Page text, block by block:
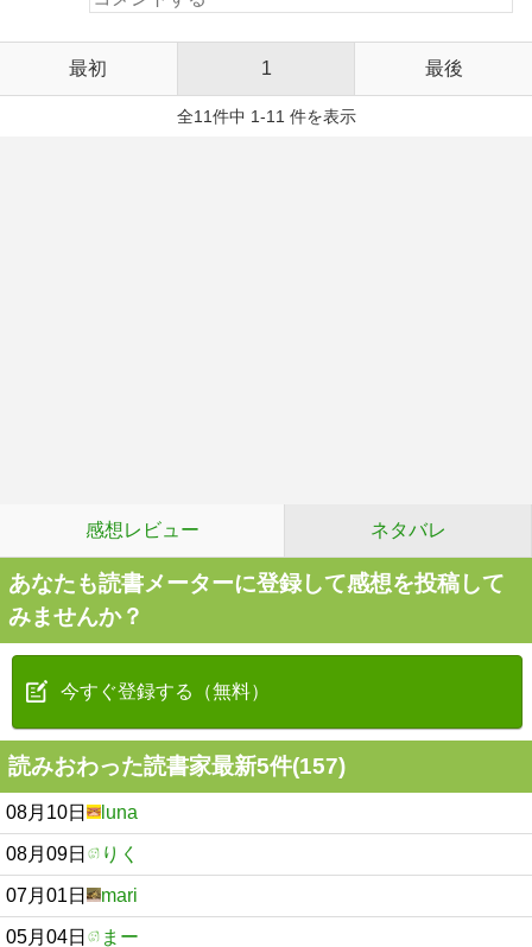
最初 1 最後
全11件中 1-11 件を表示
感想レビュー ネタバレ
あなたも読書メーターに登録して感想を投稿して
みませんか？
今すぐ登録する（無料）
読みおわった読書家最新5件(157)
08月10日 luna
08月09日 りく
07月01日 mari
05月04日 まー